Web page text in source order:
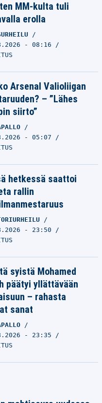
MM-kulta tuli
erolla
- 08:16
Arsenal Valioliigan
– ”Lähes
siirto”
- 05:07
hetkessä saattoi
rallin
- 23:50
syistä Mohamed
päätyi yllättävään
– rahasta
sanat
- 23:35